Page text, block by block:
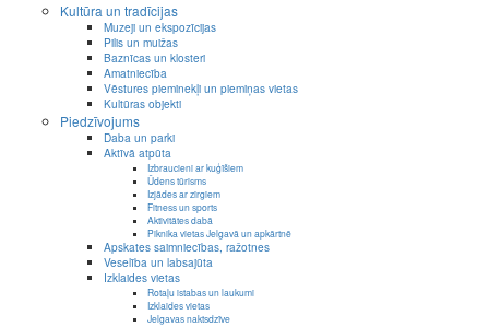
Kultūra un tradīcijas
Muzeji un ekspozīcijas
Pilis un muižas
Baznīcas un klosteri
Amatniecība
Vēstures pieminekļi un piemiņas vietas
Kultūras objekti
Piedzīvojums
Daba un parki
Aktīvā atpūta
Izbraucieni ar kuģīšiem
Ūdens tūrisms
Izjādes ar zirgiem
Fitness un sports
Aktivitātes dabā
Piknika vietas Jelgavā un apkārtnē
Apskates saimniecības, ražotnes
Veselība un labsajūta
Izklaides vietas
Rotaļu istabas un laukumi
Izklaides vietas
Jelgavas naktsdzīve